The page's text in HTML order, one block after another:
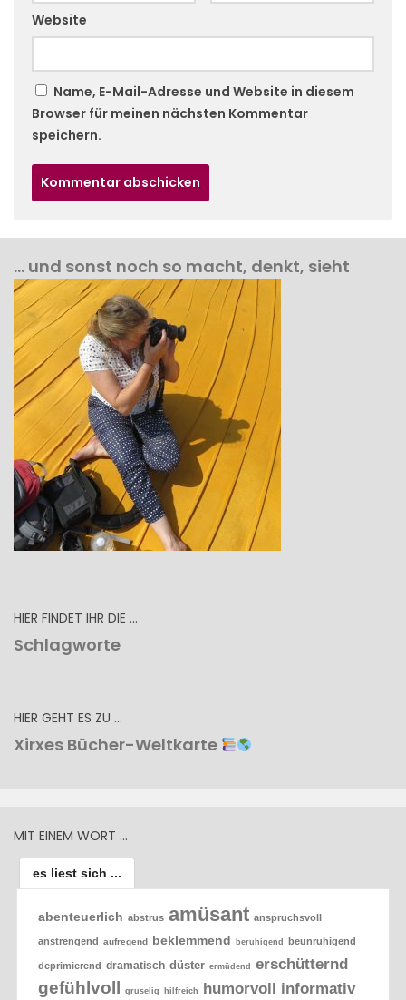
Website
Name, E-Mail-Adresse und Website in diesem
Browser für meinen nächsten Kommentar
speichern.
… und sonst noch so macht, denkt, sieht
HIER FINDET IHR DIE …
Schlagworte
HIER GEHT ES ZU …
Xirxes Bücher-Weltkarte
MIT EINEM WORT …
es liest sich ...
abenteuerlich abstrus amüsant anspruchsvoll
anstrengend aufregend beklemmend beruhigend beunruhigend
deprimierend dramatisch düster ermüdend erschütternd
gefühlvoll gruselig hilfreich humorvoll informativ